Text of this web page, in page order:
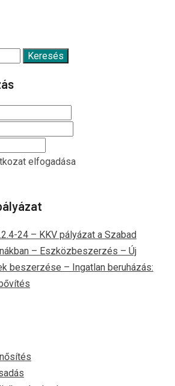
elfogadása
24 – KKV pályázat a Szabad
– Eszközbeszerzés – Új
beszerzése – Ingatlan beruházás: